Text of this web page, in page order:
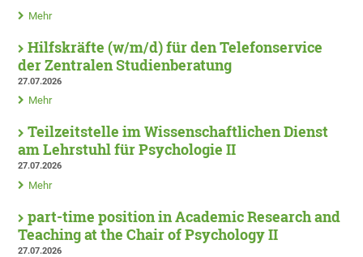
Mehr
Hilfskräfte (w/m/d) für den Telefonservice
der Zentralen Studienberatung
27.07.2026
Mehr
Teilzeitstelle im Wissenschaftlichen Dienst
am Lehrstuhl für Psychologie II
27.07.2026
Mehr
part-time position in Academic Research and
Teaching at the Chair of Psychology II
27.07.2026